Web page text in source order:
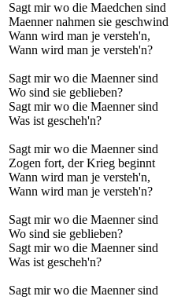
Sagt mir wo die Maedchen sind
Maenner nahmen sie geschwind
Wann wird man je versteh'n,
Wann wird man je versteh'n?
Sagt mir wo die Maenner sind
Wo sind sie geblieben?
Sagt mir wo die Maenner sind
Was ist gescheh'n?
Sagt mir wo die Maenner sind
Zogen fort, der Krieg beginnt
Wann wird man je versteh'n,
Wann wird man je versteh'n?
Sagt mir wo die Maenner sind
Wo sind sie geblieben?
Sagt mir wo die Maenner sind
Was ist gescheh'n?
Sagt mir wo die Maenner sind